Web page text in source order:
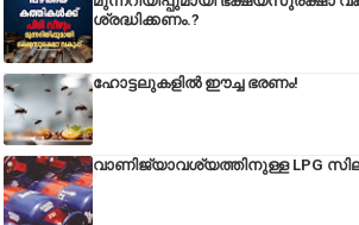
ശ്രദ്ധിക്കണം.?
ഹോട്ടലുകളിൽ ഈച്ച ഭരണം!
വാണിജ്യാവശ്യത്തിനുള്ള LPG